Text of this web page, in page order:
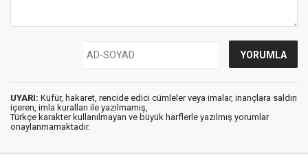
UYARI: Küfür, hakaret, rencide edici cümleler veya imalar, inançlara saldırı
içeren, imla kuralları ile yazılmamış,
Türkçe karakter kullanılmayan ve büyük harflerle yazılmış yorumlar
onaylanmamaktadır.